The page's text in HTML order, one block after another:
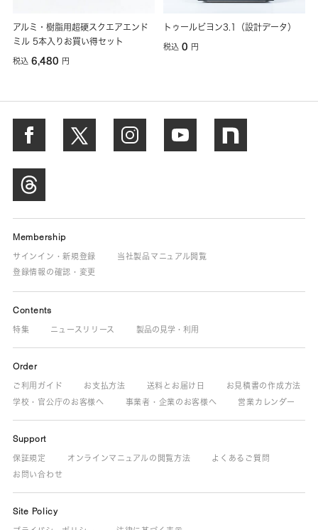
アルミ・樹脂用超硬スクエアエンド
ミル 5本入りお買い得セット
税込6,480 円
トゥールビヨン3.1（設計データ）
税込0 円
Membership
サインイン・新規登録
当社製品マニュアル閲覧
登録情報の確認・変更
Contents
特集 ニュースリリース 製品の見学・利用
Order
ご利用ガイド お支払方法 送料とお届け日
お見積書の作成方法
学校・官公庁のお客様へ
事業者・企業のお客様へ 営業カレンダー
Support
保証規定 オンラインマニュアルの閲覧方法
よくあるご質問
お問い合わせ
Site Policy